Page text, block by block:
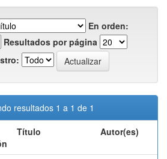
En orden:
Resultados por página
resultados 1 a 1 de 1
Título Autor(es)